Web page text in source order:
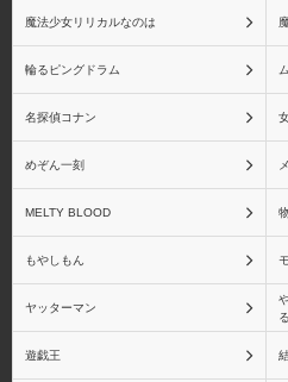
魔法少女リリカルなのは
輪るピングドラム
名探偵コナン
めぞん一刻
MELTY BLOOD
もやしもん
ヤッターマン
遊戯王